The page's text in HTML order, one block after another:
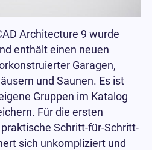
Architecture 9 wurde
enthält einen neuen
Garagen,
und Saunen. Es ist
Gruppen im Katalog
Für die ersten
Schritt-für-Schritt-
sich unkompliziert und